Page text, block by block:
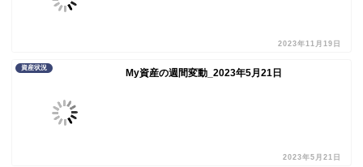
2023年11月19日
資産状況 My資産の週間変動_2023年5月21日
2023年5月21日